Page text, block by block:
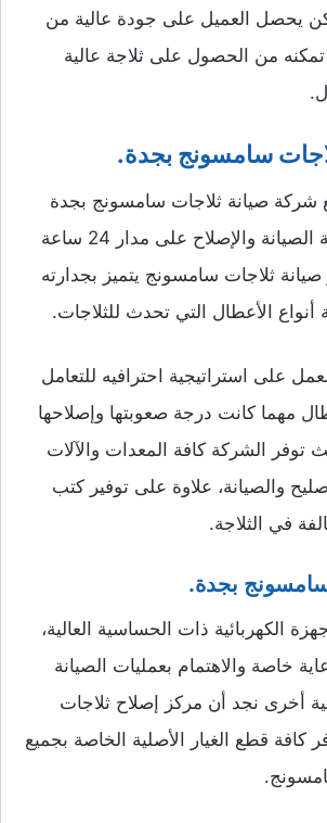
يحصل العميل على جودة عالية من
تمكنه من الحصول على ثلاجة عالية
سامسونج بجدة.
شركة صيانة ثلاجات سامسونج بجدة
للحصول على خدمة الصيانة والإصلاح على مدار 24 ساعة
ثلاجات سامسونج يتميز بجدارته
أنواع الأعطال التي تحدث للثلاجات.
على استراتيجية احترافيه للتعامل
مهما كانت درجة صعوبتها وإصلاحها
توفر الشركة كافة المعدات والآلات
والصيانة، علاوة على توفير كتب
في الثلاجة.
سامسونج بجدة.
الكهربائية ذات الحساسية العالية،
خاصة والاهتمام بعمليات الصيانة
أخرى نجد أن مركز إصلاح ثلاجات
قطع الغيار الأصلية الخاصة بجميع